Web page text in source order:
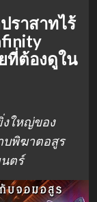
ราสาทไร้
ที่ต้องดูใน
ใหญ่ของ
บพิฆาตอสูร
ตร์